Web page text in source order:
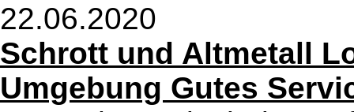
22.06.2020
Schrott und Altmetall
Umgebung Gutes